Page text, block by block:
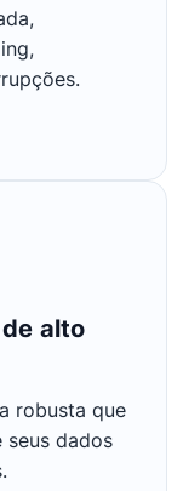
alto
robusta que
seus dados